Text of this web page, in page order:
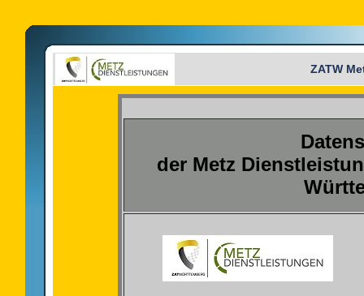
ZATW
der Metz